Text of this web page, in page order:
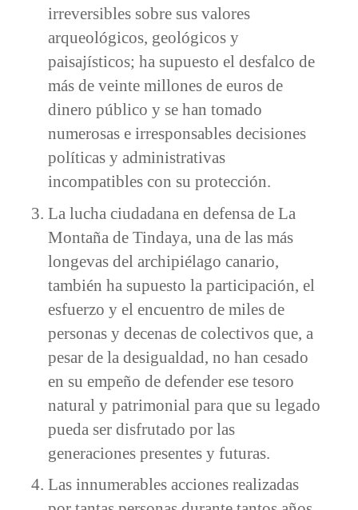
irreversibles sobre sus valores
arqueológicos, geológicos y
paisajísticos; ha supuesto el desfalco de
más de veinte millones de euros de
dinero público y se han tomado
numerosas e irresponsables decisiones
políticas y administrativas
incompatibles con su protección.
La lucha ciudadana en defensa de La
Montaña de Tindaya, una de las más
longevas del archipiélago canario,
también ha supuesto la participación, el
esfuerzo y el encuentro de miles de
personas y decenas de colectivos que, a
pesar de la desigualdad, no han cesado
en su empeño de defender ese tesoro
natural y patrimonial para que su legado
pueda ser disfrutado por las
generaciones presentes y futuras.
Las innumerables acciones realizadas